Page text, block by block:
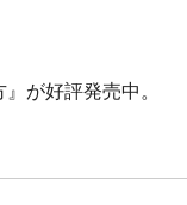
が好評発売中。